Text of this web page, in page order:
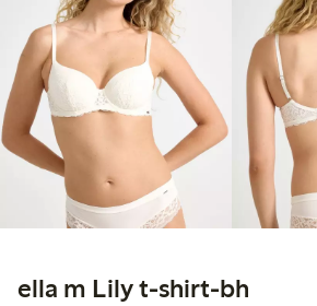
ella m Lily t-shirt-bh